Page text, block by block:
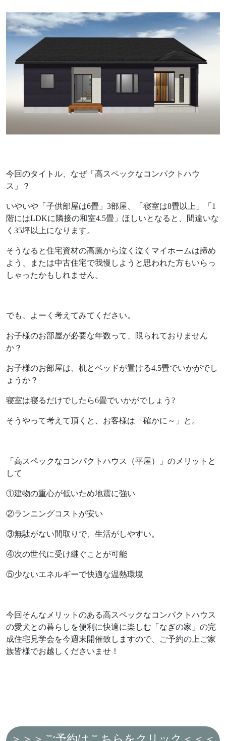
よくあるご質問 会社情報
About policy
ポリシーに関して
Follow us
お問い合わせはこちらから
TEL0154-52-7133
受付時間 8:30-17:30（平日） 定休日／土曜･日曜･祝日
今回のタイトル、なぜ「高スペックなコンパクトハウ
ス」？
いやいや「子供部屋は6畳」3部屋、「寝室は8畳以上」「1
階にはLDKに隣接の和室4.5畳」ほしいとなると、間違いな
く35坪以上になります。
そうなると住宅資材の高騰から泣く泣くマイホームは諦め
よう、または中古住宅で我慢しようと思われた方もいらっ
しゃったかもしれません。
でも、よーく考えてみてください。
お子様のお部屋が必要な年数って、限られておりません
か？
お子様のお部屋は、机とベッドが置ける4.5畳でいかがでし
ょうか？
寝室は寝るだけでしたら6畳でいかがでしょう?
そうやって考えて頂くと、お客様は「確かに～」と。
「高スペックなコンパクトハウス（平屋）」のメリットと
して
①建物の重心が低いため地震に強い
②ランニングコストが安い
③無駄がない間取りで、生活がしやすい。
④次の世代に受け継ぐことが可能
⑤少ないエネルギーで快適な温熱環境
今回そんなメリットのある高スペックなコンパクトハウス
の愛犬との暮らしを便利に快適に楽しむ「なぎの家」の完
成住宅見学会を今週末開催致しますので、ご予約の上ご家
族皆様でお越しくださいませ！